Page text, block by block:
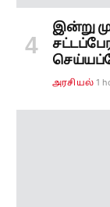
இன்று
அரசியல் 1